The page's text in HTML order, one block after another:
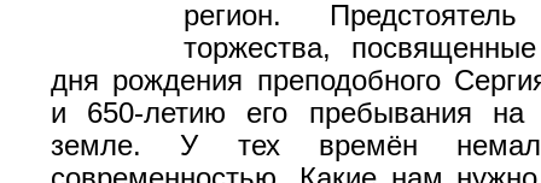
регион.
торжества,
дня рождения преподобного
и 650-летию его пребывания на
земле. У тех времён